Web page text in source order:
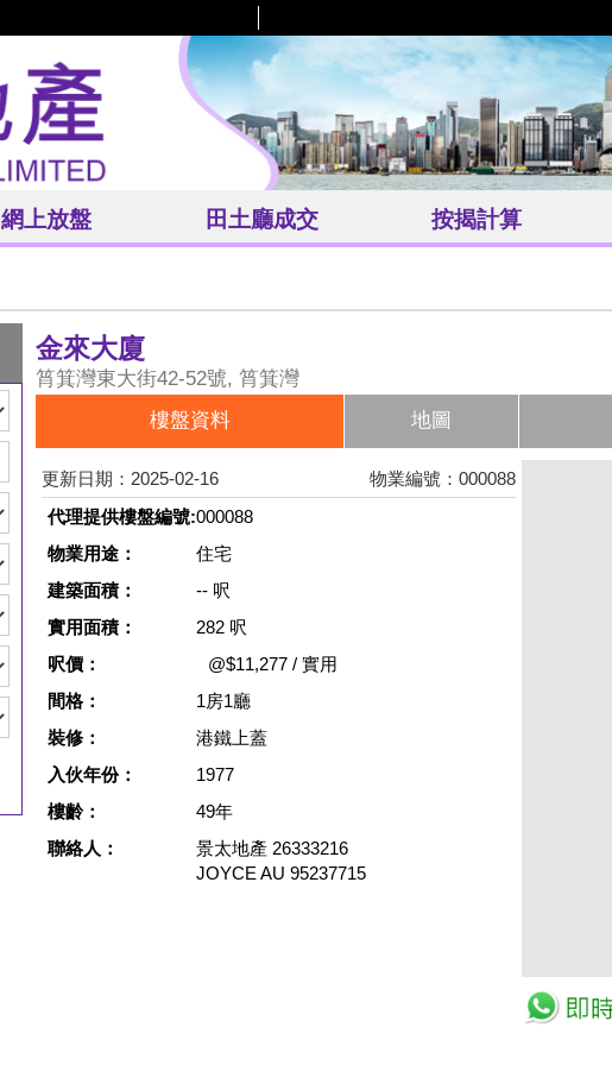
網上放盤 田土廳成交 按揭計算
金來大廈
筲箕灣東大街42-52號, 筲箕灣
樓盤資料 地圖
更新日期：2025-02-16
物業編號：000088
代理提供樓盤編號:000088
物業用途：
住宅
建築面積：
-- 呎
實用面積：
282 呎
呎價：
@$11,277 / 實用
間格：
1房1廳
裝修：
港鐵上蓋
入伙年份：
1977
樓齡：
49年
聯絡人：
景太地產 26333216
JOYCE AU 95237715